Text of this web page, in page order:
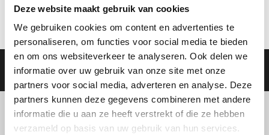
Deze website maakt gebruik van cookies
We gebruiken cookies om content en advertenties te
personaliseren, om functies voor social media te bieden
en om ons websiteverkeer te analyseren. Ook delen we
informatie over uw gebruik van onze site met onze
partners voor social media, adverteren en analyse. Deze
partners kunnen deze gegevens combineren met andere
informatie die u aan ze heeft verstrekt of die ze hebben
verzameld op basis van uw gebruik van hun services.
Aanbod| Keukens |Levering|Garantie|Privacy Beleid